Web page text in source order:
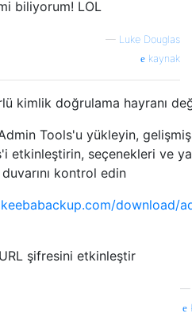
biliyorum! LOL
— Luke Douglas
kaynak
kimlik doğrulama hayranı
Tools'u yükleyin, gelişmiş
etkinleştirin, seçenekleri ve
kontrol edin
download/
şifresini etkinleştir